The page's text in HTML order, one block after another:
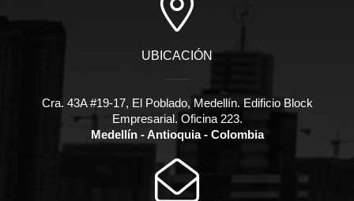
UBICACIÓN
Cra. 43A #19-17, El Poblado, Medellín. Edificio Block
Empresarial. Oficina 223.
Medellín - Antioquia - Colombia